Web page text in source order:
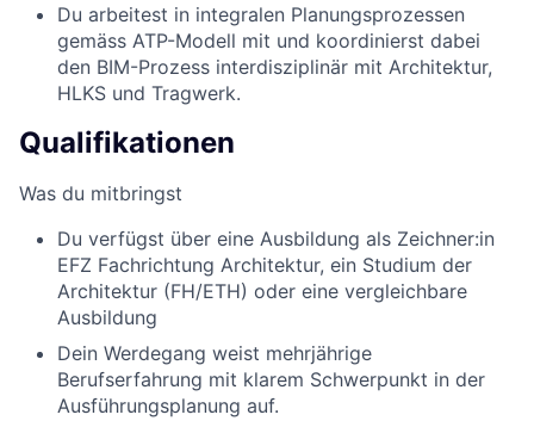
Du arbeitest in integralen Planungsprozessen
gemäss ATP-Modell mit und koordinierst dabei
den BIM-Prozess interdisziplinär mit Architektur,
HLKS und Tragwerk.
Qualifikationen
Was du mitbringst
Du verfügst über eine Ausbildung als Zeichner:in
EFZ Fachrichtung Architektur, ein Studium der
Architektur (FH/ETH) oder eine vergleichbare
Ausbildung
Dein Werdegang weist mehrjährige
Berufserfahrung mit klarem Schwerpunkt in der
Ausführungsplanung auf.